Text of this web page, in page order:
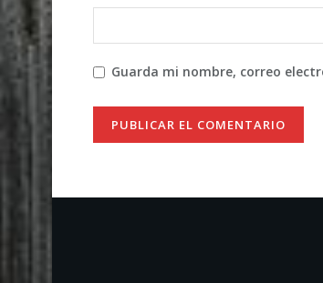
Guarda mi nombre, correo